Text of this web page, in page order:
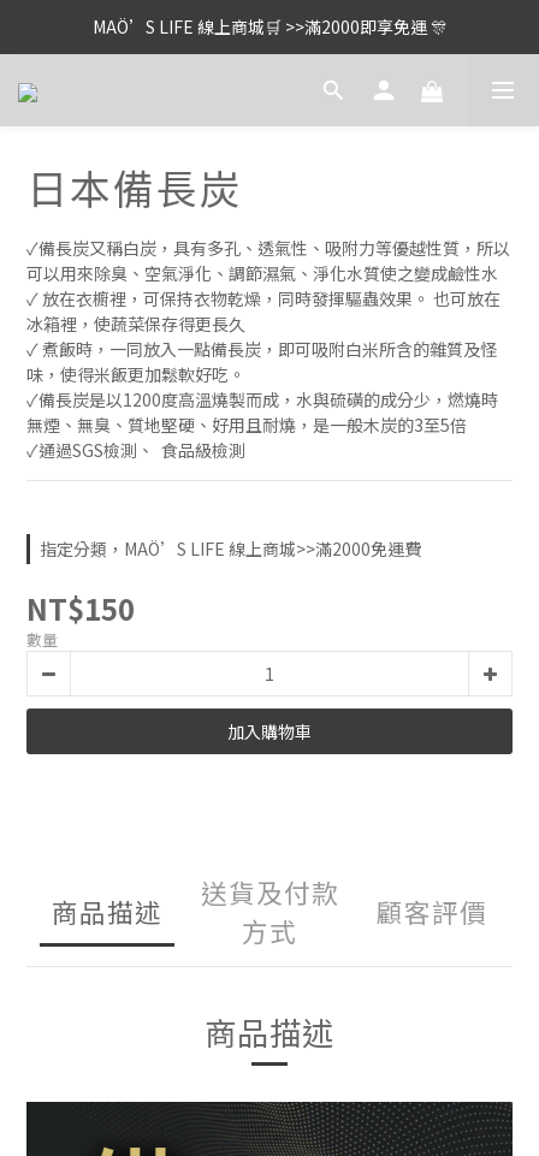
MAÖ’S LIFE 線上商城🛒 >>滿2000即享免運 🎊
日本備長炭
✓備長炭又稱白炭，具有多孔、透氣性、吸附力等優越性質，所以
可以用來除臭、空氣淨化、調節濕氣、淨化水質使之變成鹼性水
✓ 放在衣櫥裡，可保持衣物乾燥，同時發揮驅蟲效果。 也可放在
冰箱裡，使蔬菜保存得更長久
✓ 煮飯時，一同放入一點備長炭，即可吸附白米所含的雜質及怪
味，使得米飯更加鬆軟好吃。
✓備長炭是以1200度高溫燒製而成，水與硫磺的成分少，燃燒時
無煙、無臭、質地堅硬、好用且耐燒，是一般木炭的3至5倍
✓通過SGS檢測、  食品級檢測
指定分類，MAÖ’S LIFE 線上商城>>滿2000免運費
NT$150
數量
加入購物車
商品描述
送貨及付款
方式
顧客評價
商品描述